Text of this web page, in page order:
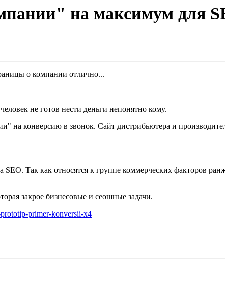
на максимум для
не готов нести деньги непонятно кому.
конверсию в звонок. Сайт дистрибьютера и
Так как относятся к группе коммерческих факторов
закрое бизнесовые и сеошные задачи.
primer-konversii-x4